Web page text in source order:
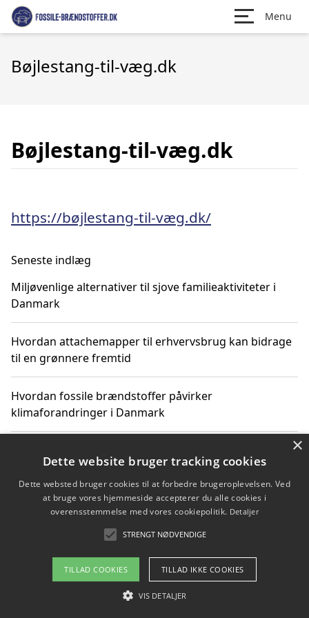
Menu
Bøjlestang-til-væg.dk
Bøjlestang-til-væg.dk
https://bøjlestang-til-væg.dk/
Seneste indlæg
Miljøvenlige alternativer til sjove familieaktiviteter i
Danmark
Hvordan attachemapper til erhvervsbrug kan bidrage
til en grønnere fremtid
Hvordan fossile brændstoffer påvirker
klimaforandringer i Danmark
klimaændringer
Hvordan citater om fossile brændstoffer kan ændre
Copyright 2026 - Pilanto Aps
Om / kontakt
×
Dette website bruger tracking cookies
Dette websted bruger cookies til at forbedre brugeroplevelsen. Ved
at bruge vores hjemmeside accepterer du alle cookies i
overensstemmelse med vores cookiepolitik. Detaljer
STRENGT NØDVENDIGE
TILLAD COOKIES TILLAD IKKE COOKIES
VIS DETALJER